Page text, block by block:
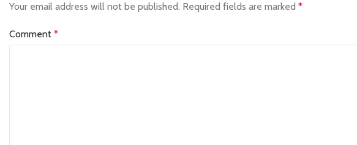
Your email address will not be published. Required fields are marked *
Comment *